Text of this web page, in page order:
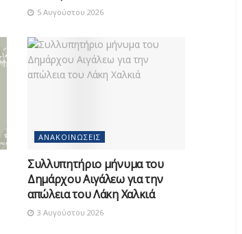
5 Αυγούστου 2026
ΑΝΑΚΟΙΝΏΣΕΙΣ
Συλλυπητήριο μήνυμα του
Δημάρχου Αιγάλεω για την
απώλεια του Λάκη Χαλκιά
3 Αυγούστου 2026